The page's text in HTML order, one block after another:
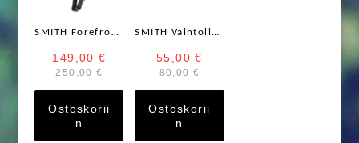
SMITH Forefront 2 MIPS pyöräilykypärä
149,00 €
250,00 €
Ostoskorii
n
SMITH Vaihtolinssit, Replacement Lens
55,00 €
80,00 €
Ostoskorii
n